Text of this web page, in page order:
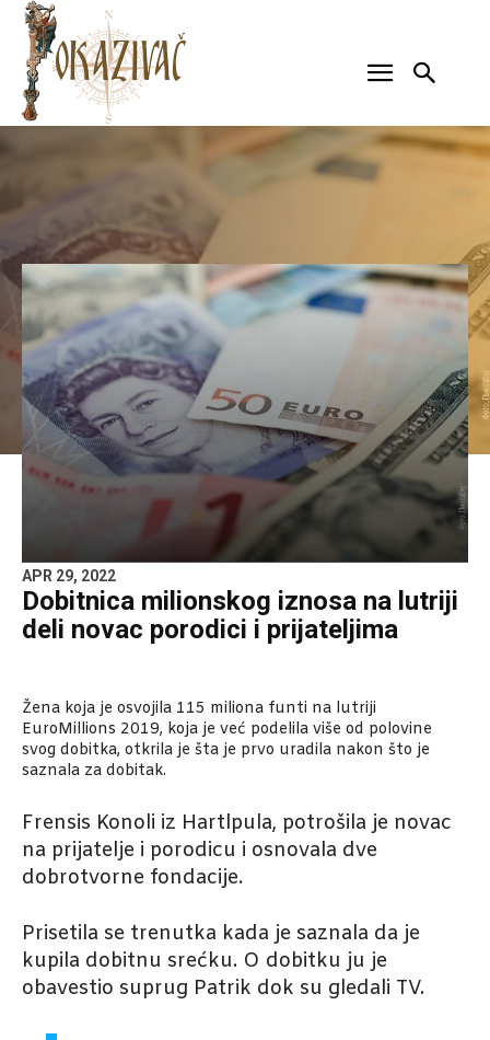
APR 29, 2022
Dobitnica milionskog iznosa na lutriji
deli novac porodici i prijateljima
Žena koja je osvojila 115 miliona funti na lutriji
EuroMillions 2019, koja je već podelila više od polovine
svog dobitka, otkrila je šta je prvo uradila nakon što je
saznala za dobitak.
Frensis Konoli iz Hartlpula, potrošila je novac
na prijatelje i porodicu i osnovala dve
dobrotvorne fondacije.
Prisetila se trenutka kada je saznala da je
kupila dobitnu srećku. O dobitku ju je
obavestio suprug Patrik dok su gledali TV.